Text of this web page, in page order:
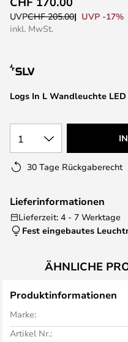
Anfang
der
Logs In L Wandleuchte
UVPCHF 205.00
UVP -17%
inkl. MwSt.
1
30 Tage Rückgaberecht
Lieferinformationen
Lieferzeit: 4 - 7 Werktage
Fest eingebautes
ÄHNLICHE
Produktinformationen
Marke:
Artikel Nr.: